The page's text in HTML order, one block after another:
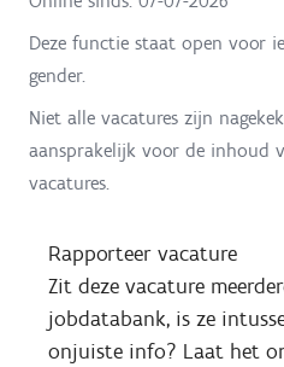
Deze functie staat open voor
gender.
Niet alle vacatures zijn
aansprakelijk voor de inhoud
vacatures.
Rapporteer vacature
Zit deze vacature
jobdatabank, is ze
onjuiste info? Laat het